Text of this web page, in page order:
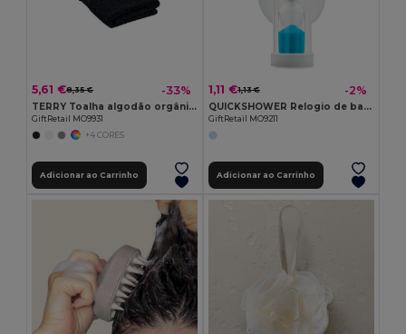
5,61 €8,35 € -33%
TERRY Toalha algodão orgânico 100x50
GiftRetail MO9931
+4 CORES
Adicionar ao Carrinho
1,11 €1,13 € -2%
QUICKSHOWER Relogio de banho (4min)
GiftRetail MO9211
Adicionar ao Carrinho